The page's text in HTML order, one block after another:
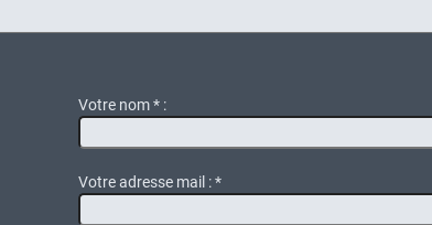
Votre nom*:
Votre adresse mail :*